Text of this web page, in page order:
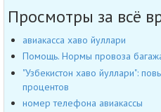
Просмотры за всё
авиакасса хаво йуллари
Помощь. Нормы провоза
"Узбекистон хаво йуллари":
процентов
номер телефона авиакассы